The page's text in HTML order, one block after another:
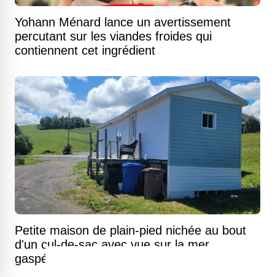
Yohann Ménard lance un avertissement
percutant sur les viandes froides qui
contiennent cet ingrédient
Petite maison de plain-pied nichée au bout
d'un cul-de-sac avec vue sur la mer
gaspésienne